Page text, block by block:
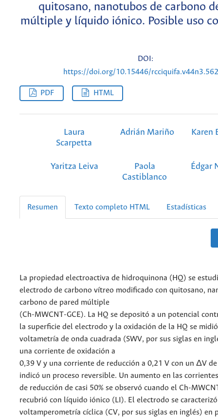
quitosano, nanotubos de carbono
múltiple y líquido iónico. Posible uso
DOI:
https://doi.org/10.15446/
PDF HTML
Laura
Scarpetta
Adrián Mariño Karen
Yaritza Leiva
Paola
Castiblanco
Édgar
Resumen Texto completo HTML Estadísticas
La propiedad electroactiva de hidroquinona (HQ) se
electrodo de carbono vítreo modificado con quitosano,
carbono de pared múltiple
(Ch-MWCNT-GCE). La HQ se depositó a un potencial
la superficie del electrodo y la oxidación de la HQ se
voltametría de onda cuadrada (SWV, por sus siglas en
una corriente de oxidación a
0,39 V y una corriente de reducción a 0,21 V con un ΔV
indicó un proceso reversible. Un aumento en las
de reducción de casi 50% se observó cuando el Ch-
recubrió con líquido iónico (LI). El electrodo se
voltamperometría cíclica (CV, por sus siglas en inglés) en